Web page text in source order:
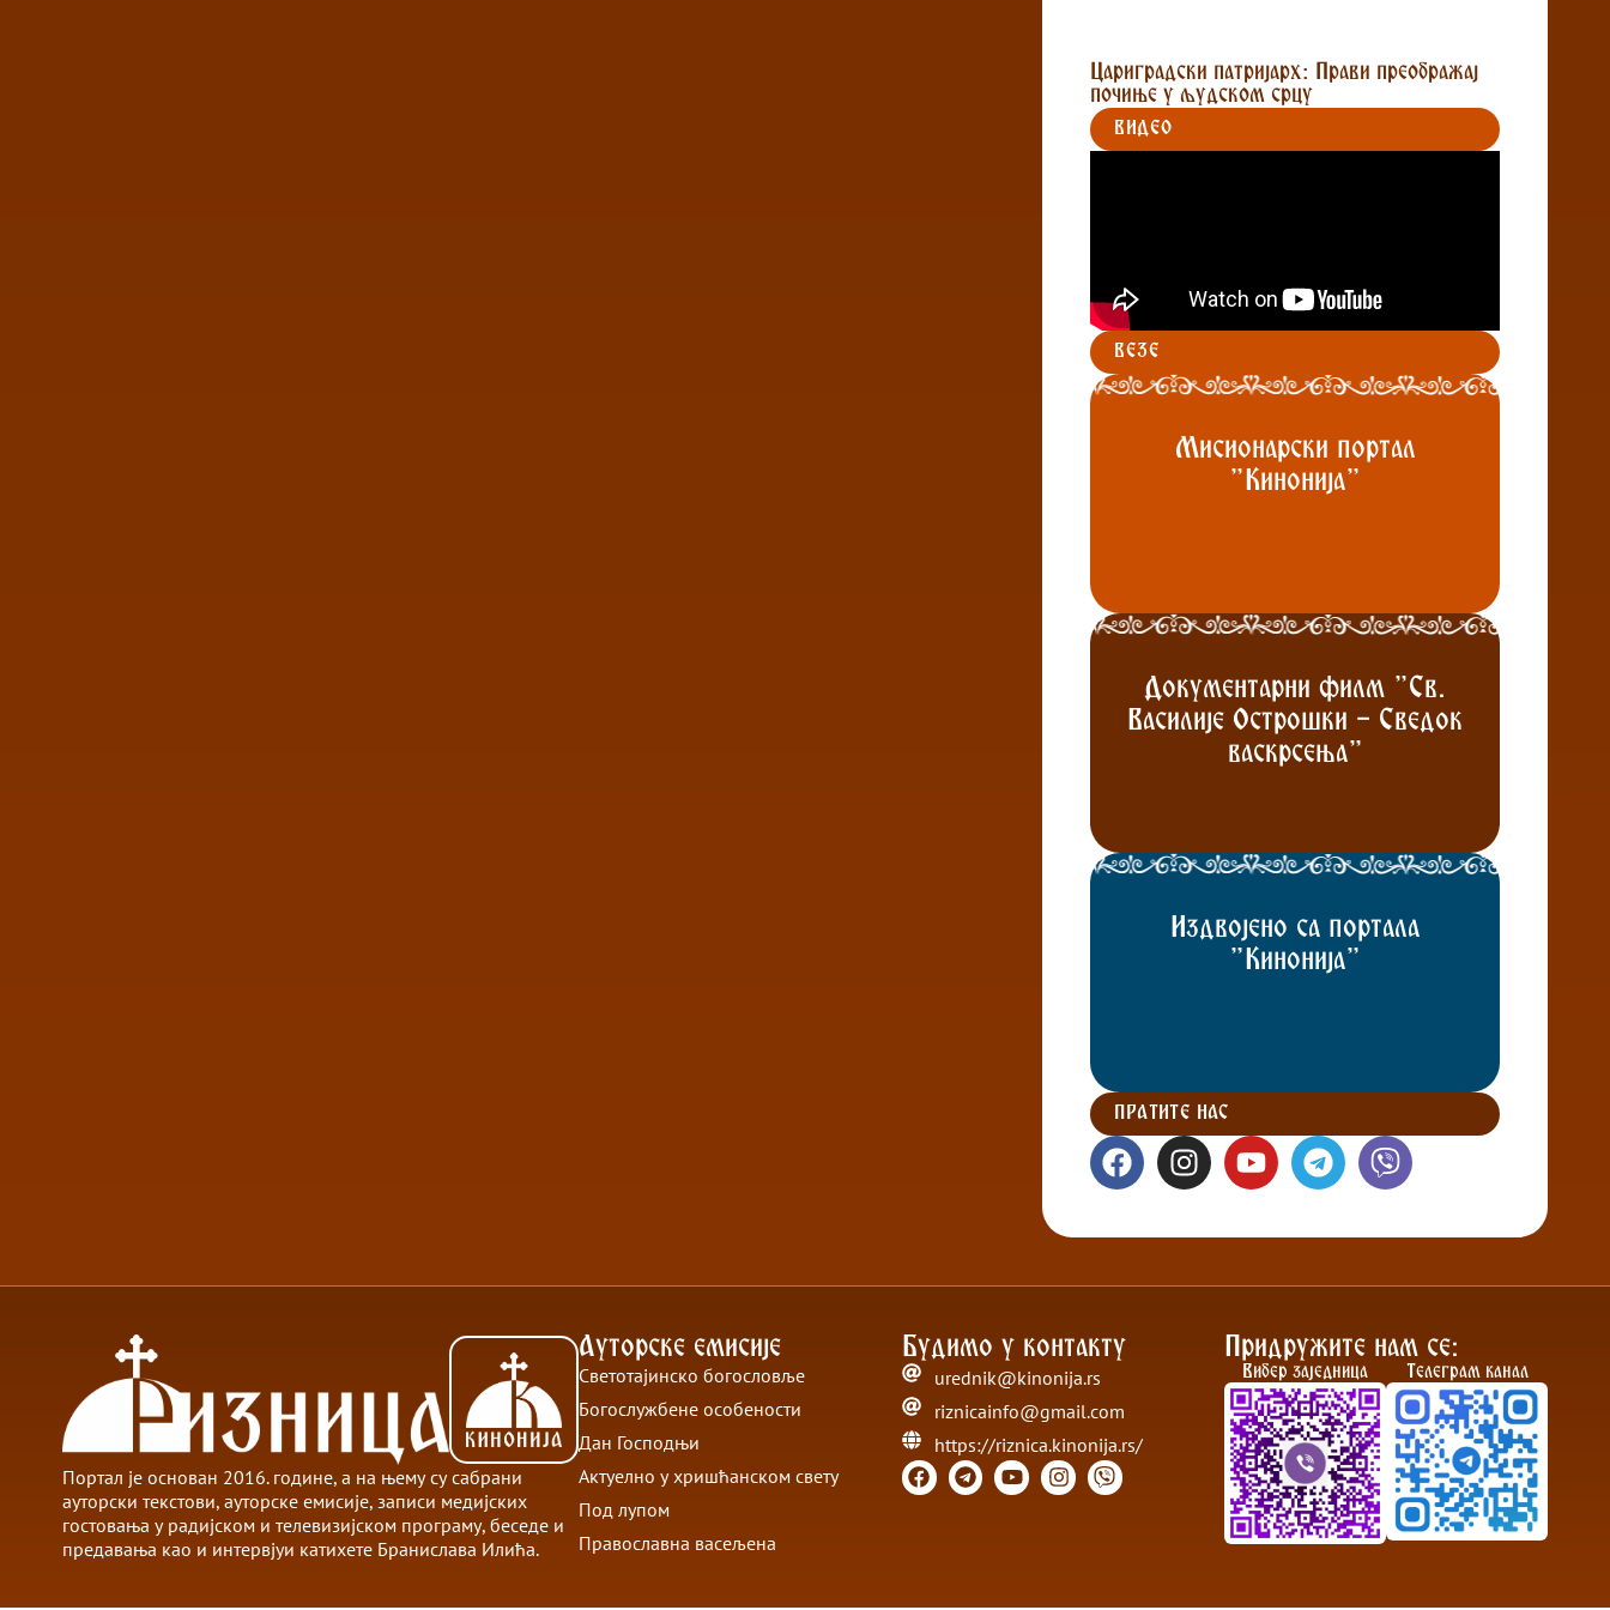
Цариградски патријарх: Прави преображај
почиње у људском срцу
ВИДЕО
ВЕЗЕ
Мисионарски портал
"Кинонија"
Документарни филм "Св.
Василије Острошки - Сведок
васкрсења"
Издвојено са портала
"Кинонија"
ПРАТИТЕ НАС
Портал је основан 2016. године, а на њему су сабрани
ауторски текстови, ауторске емисије, записи медијских
гостовања у радијском и телевизијском програму, беседе и
предавања као и интервјуи катихете Бранислава Илића.
Ауторске емисије
Светотајинско богословље
Богослужбене особености
Дан Господњи
Актуелно у хришћанском свету
Под лупом
Православна васељена
Будимо у контакту
urednik@kinonija.rs
riznicainfo@gmail.com
https://riznica.kinonija.rs/
Придружите нам се:
Вибер заједница Телеграм канал